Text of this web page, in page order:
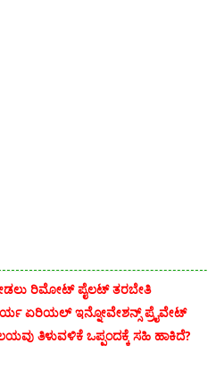
ರಿಮೋಟ್ ಪೈಲಟ್ ತರಬೇತಿ
ಏರಿಯಲ್ ಇನ್ನೋವೇಶನ್ಸ್ ಪ್ರೈವೇಟ್
ತಿಳುವಳಿಕೆ ಒಪ್ಪಂದಕ್ಕೆ ಸಹಿ ಹಾಕಿದೆ?